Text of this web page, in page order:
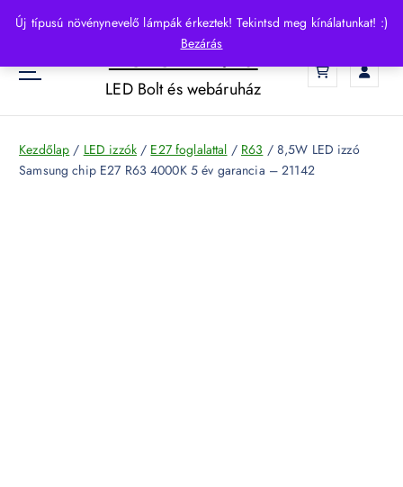
Új típusú növénynevelő lámpák érkeztek! Tekintsd meg kínálatunkat! :)
Bezárás
p
o
HelloLED.hu
LED Bolt és webáruház
Kezdőlap / LED izzók/ E27 foglalattal / R63 / 8,5W LED izzó
Samsung chip E27 R63 4000K 5 év garancia – 21142